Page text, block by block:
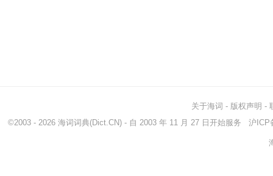
关于海词 - 版权声明 -
©2003 - 2026 海词词典(Dict.CN) - 自 2003 年 11 月 27 日开始服务 沪ICP